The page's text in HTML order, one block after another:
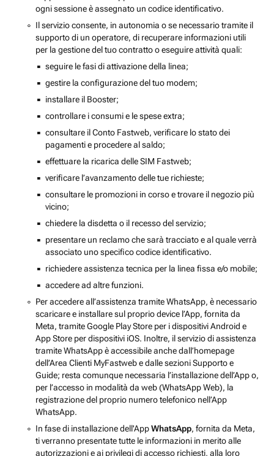
ogni sessione è assegnato un codice identificativo.
Il servizio consente, in autonomia o se necessario tramite il
supporto di un operatore, di recuperare informazioni utili
per la gestione del tuo contratto o eseguire attività quali:
seguire le fasi di attivazione della linea;
gestire la configurazione del tuo modem;
installare il Booster;
controllare i consumi e le spese extra;
consultare il Conto Fastweb, verificare lo stato dei
pagamenti e procedere al saldo;
effettuare la ricarica delle SIM Fastweb;
verificare l’avanzamento delle tue richieste;
consultare le promozioni in corso e trovare il negozio più
vicino;
chiedere la disdetta o il recesso del servizio;
presentare un reclamo che sarà tracciato e al quale verrà
associato uno specifico codice identificativo.
richiedere assistenza tecnica per la linea fissa e/o mobile;
accedere ad altre funzioni.
Per accedere all’assistenza tramite WhatsApp, è necessario
scaricare e installare sul proprio device l’App, fornita da
Meta, tramite Google Play Store per i dispositivi Android e
App Store per dispositivi iOS. Inoltre, il servizio di assistenza
tramite WhatsApp è accessibile anche dall’homepage
dell’Area Clienti MyFastweb e dalle sezioni Supporto e
Guide; resta comunque necessaria l’installazione dell’App o,
per l’accesso in modalità da web (WhatsApp Web), la
registrazione del proprio numero telefonico nell’App
WhatsApp.
In fase di installazione dell'AppWhatsApp, fornita da Meta,
ti verranno presentate tutte le informazioni in merito alle
autorizzazioni e ai privilegi di accesso richiesti, alla loro